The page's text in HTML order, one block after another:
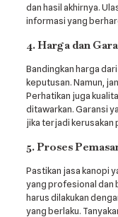
dan hasil akhirnya.
informasi yang
4. Harga dan
Bandingkan harga
keputusan. Namun,
Perhatikan juga
ditawarkan. Garansi
jika terjadi kerusakan
5. Proses
Pastikan jasa kanopi
yang profesional dan
harus dilakukan
yang berlaku.